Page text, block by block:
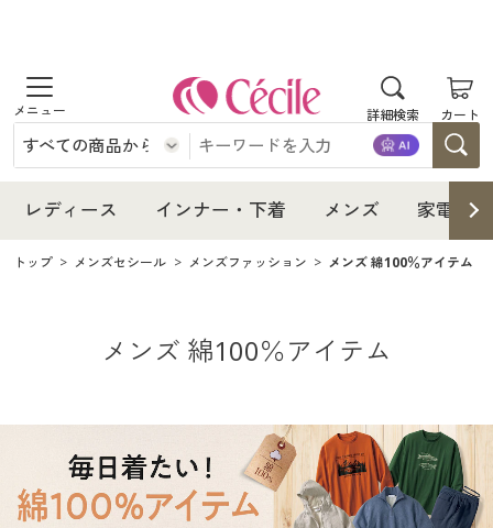
詳細検索 カート
商品を探す
レディース
レディース通販すべて
レディースファッション
インナー・下着
インナー・下着通販すべて
ジュニア・ティーンズ下着
メンズ
メンズ下着
キッチン・雑貨・日用品
寝具・インテリア・家具通販すべて
家具・収納
美容・健康
美容・健康通販すべて
制服・スクール
レディース インナー・下着 メンズ 家電・
レディース
レディース通販すべて
レディースファッション
女性下着
インナー・下着
女性下着
メンズ
メンズ通販すべて
家電・雑貨
寝具・ベッド
美容・健康・サプリメント
制服・スクールすべて
大きいサイズ
トップ メンズセシール メンズファッション メンズ 綿100％アイテム
メンズ 綿100％アイテム